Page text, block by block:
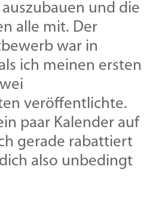
und die
alle mit. Der
war in
ich meinen ersten
veröffentlichte.
paar Kalender auf
gerade rabattiert
also unbedingt